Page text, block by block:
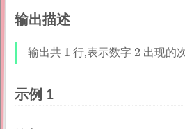
输出描述
输出共 行,表示数字 出现的
示例 1